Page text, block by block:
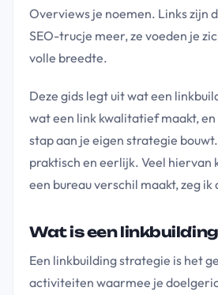
Overviews je noemen. Links zijn
SEO-trucje meer, ze voeden je
volle breedte.
Deze gids legt uit wat een
wat een link kwalitatief maakt,
stap aan je eigen strategie
praktisch en eerlijk. Veel hiervan
een bureau verschil maakt, zeg ik
Wat is een
Een linkbuilding strategie is het
activiteiten waarmee je